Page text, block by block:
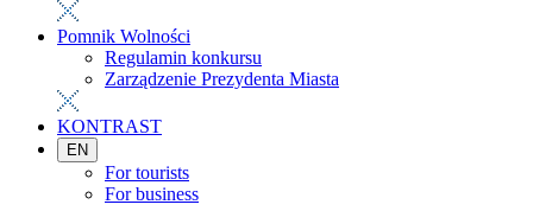
Pomnik Wolności
Regulamin konkursu
Zarządzenie Prezydenta Miasta
KONTRAST
EN
For tourists
For business